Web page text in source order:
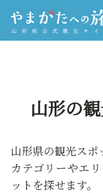
山形の
山形県の観光スポ
カテゴリーやエ
ットを探せます。